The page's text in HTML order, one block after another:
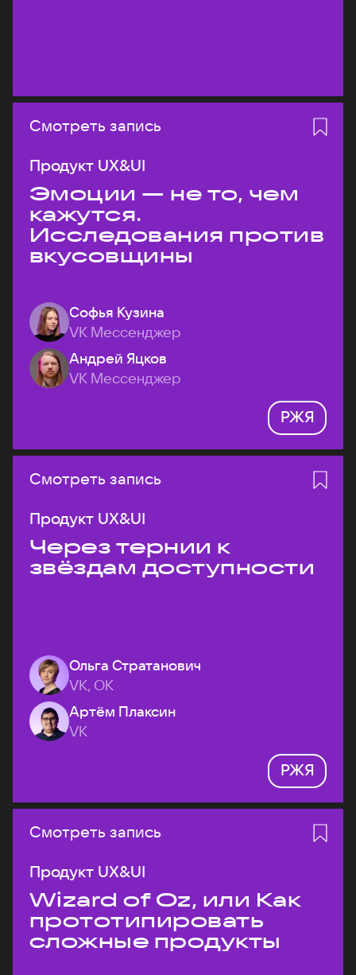
Смотреть запись
Продукт UX&UI
Эмоции — не то, чем
кажутся.
Исследования против
вкусовщины
Софья Кузина
VK Мессенджер
Андрей Яцков
VK Мессенджер
РЖЯ
Смотреть запись
Продукт UX&UI
Через тернии к
звёздам доступности
Ольга Стратанович
VK, ОК
Артём Плаксин
VK
РЖЯ
Смотреть запись
Продукт UX&UI
Wizard of Oz, или Как
прототипировать
сложные продукты